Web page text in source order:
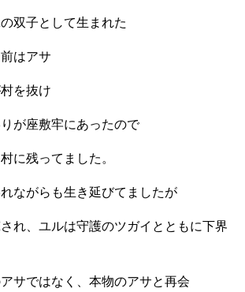
双子として生まれた
はアサ
を抜け
が座敷牢にあったので
に残ってました。
ながらも生き延びてましたが
れ、ユルは守護のツガイとともに下界
サではなく、本物のアサと再会